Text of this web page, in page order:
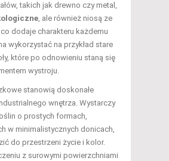
takich jak drewno czy metal,
, ale również niosą ze
dodaje charakteru każdemu
wykorzystać na przykład stare
które po odnowieniu staną się
wystroju.
stanowią doskonałe
wnętrza. Wystarczy
o prostych formach,
w minimalistycznych donicach,
do przestrzeni życie i kolor.
z surowymi powierzchniami